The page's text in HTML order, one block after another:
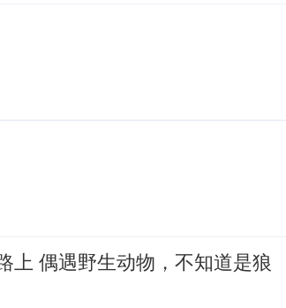
上 偶遇野生动物，不知道是狼